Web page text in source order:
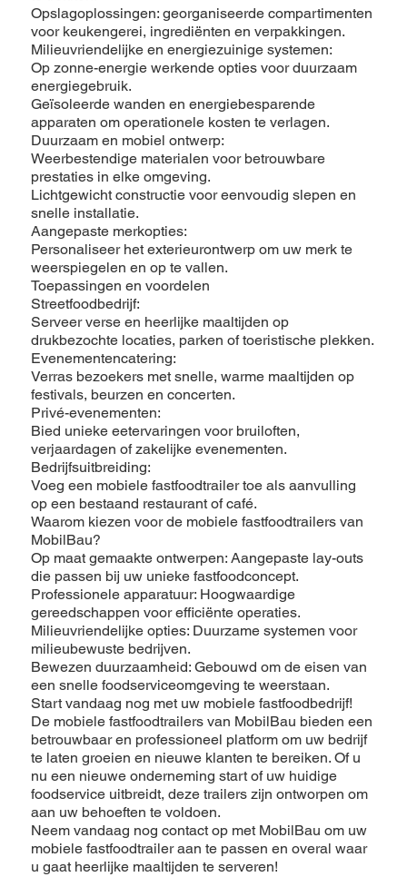
Opslagoplossingen: georganiseerde compartimenten
voor keukengerei, ingrediënten en verpakkingen.
Milieuvriendelijke en energiezuinige systemen:
Op zonne-energie werkende opties voor duurzaam
energiegebruik.
Geïsoleerde wanden en energiebesparende
apparaten om operationele kosten te verlagen.
Duurzaam en mobiel ontwerp:
Weerbestendige materialen voor betrouwbare
prestaties in elke omgeving.
Lichtgewicht constructie voor eenvoudig slepen en
snelle installatie.
Aangepaste merkopties:
Personaliseer het exterieurontwerp om uw merk te
weerspiegelen en op te vallen.
Toepassingen en voordelen
Streetfoodbedrijf:
Serveer verse en heerlijke maaltijden op
drukbezochte locaties, parken of toeristische plekken.
Evenementencatering:
Verras bezoekers met snelle, warme maaltijden op
festivals, beurzen en concerten.
Privé-evenementen:
Bied unieke eetervaringen voor bruiloften,
verjaardagen of zakelijke evenementen.
Bedrijfsuitbreiding:
Voeg een mobiele fastfoodtrailer toe als aanvulling
op een bestaand restaurant of café.
Waarom kiezen voor de mobiele fastfoodtrailers van
MobilBau?
Op maat gemaakte ontwerpen: Aangepaste lay-outs
die passen bij uw unieke fastfoodconcept.
Professionele apparatuur: Hoogwaardige
gereedschappen voor efficiënte operaties.
Milieuvriendelijke opties: Duurzame systemen voor
milieubewuste bedrijven.
Bewezen duurzaamheid: Gebouwd om de eisen van
een snelle foodserviceomgeving te weerstaan.
Start vandaag nog met uw mobiele fastfoodbedrijf!
De mobiele fastfoodtrailers van MobilBau bieden een
betrouwbaar en professioneel platform om uw bedrijf
te laten groeien en nieuwe klanten te bereiken. Of u
nu een nieuwe onderneming start of uw huidige
foodservice uitbreidt, deze trailers zijn ontworpen om
aan uw behoeften te voldoen.
Neem vandaag nog contact op met MobilBau om uw
mobiele fastfoodtrailer aan te passen en overal waar
u gaat heerlijke maaltijden te serveren!